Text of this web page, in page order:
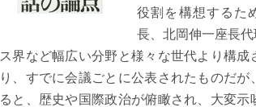
役割を構想するた
長、北岡伸一座長
ス界など幅広い分野と様々な世代より構
り、すでに会議ごとに公表されたものだ
ると、歴史や国際政治が俯瞰され、大変